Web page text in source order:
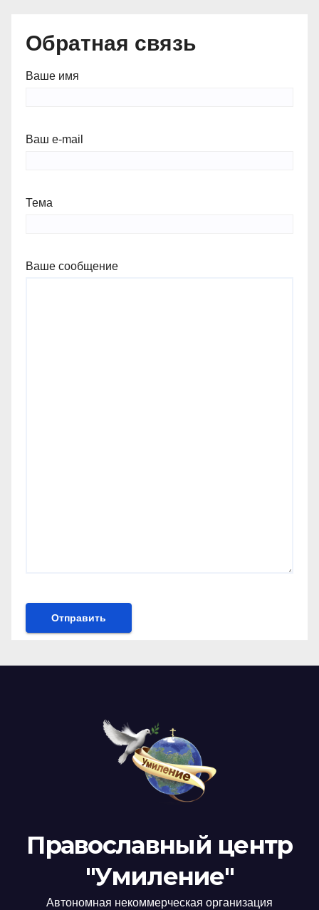
Обратная связь
Ваше имя
Ваш e-mail
Тема
Ваше сообщение
Православный центр
"Умиление"
Автономная некоммерческая организация